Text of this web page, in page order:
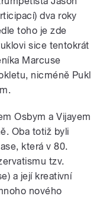
dva roky
toho je zde
sice tentokrát
Marcuse
nicméně Pukl
Osbym a Vijayem
Oba totiž byli
která v 80.
tzv.
a její kreativní
nového